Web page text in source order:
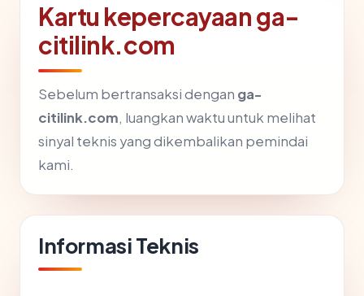
Kartu kepercayaan ga-
citilink.com
Sebelum bertransaksi dengan ga-
citilink.com, luangkan waktu untuk melihat
sinyal teknis yang dikembalikan pemindai
kami.
Informasi Teknis